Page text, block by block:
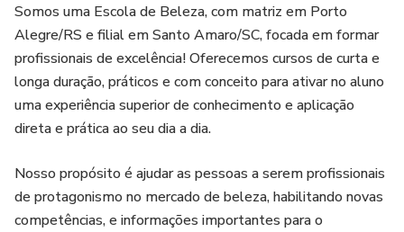
Somos uma Escola de Beleza, com matriz em Porto
Alegre/RS e filial em Santo Amaro/SC, focada em formar
profissionais de excelência! Oferecemos cursos de curta e
longa duração, práticos e com conceito para ativar no aluno
uma experiência superior de conhecimento e aplicação
direta e prática ao seu dia a dia.
Nosso propósito é ajudar as pessoas a serem profissionais
de protagonismo no mercado de beleza, habilitando novas
competências, e informações importantes para o